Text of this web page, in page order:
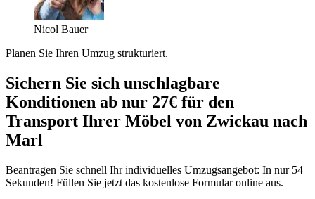
Nicol Bauer
Planen Sie Ihren Umzug strukturiert.
Sichern Sie sich unschlagbare
Konditionen ab nur 27€ für den
Transport Ihrer Möbel von Zwickau nach
Marl
Beantragen Sie schnell Ihr individuelles Umzugsangebot: In nur 54
Sekunden! Füllen Sie jetzt das kostenlose Formular online aus.